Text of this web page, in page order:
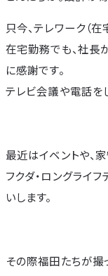
只今、テレワーク（
在宅勤務でも、社長
に感謝です。
テレビ会議や電話を
最近はイベントや、
フクダ・ロングライ
いします。
その際福田たちが撮